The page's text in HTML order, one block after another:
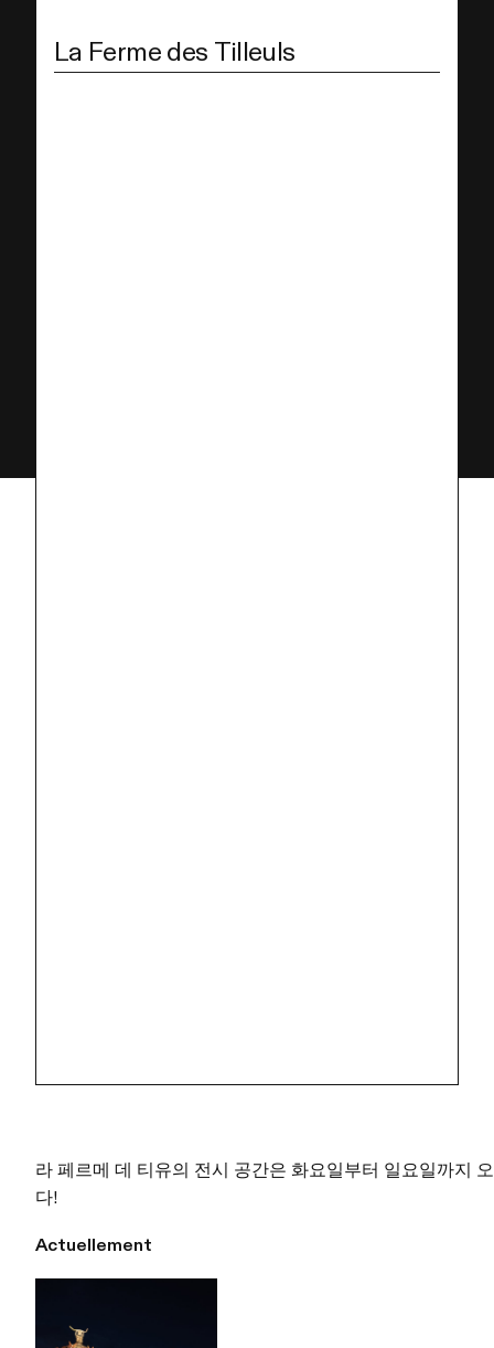
La Ferme des Tilleuls
라 페르메 데 티유의 전시 공간은 화요일부터 일요일까지
다!
Actuellement